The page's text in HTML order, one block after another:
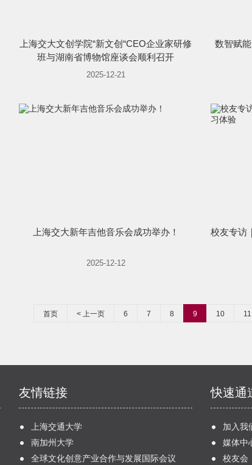
上海交大文创学院“新文创“CEO企业家研修
班与湖南省博物馆座谈会顺利召开
2025-12-21
数智赋
上海交大新年吉他音乐会成功举办！
2025-12-12
校友专访
首页 < 上一页 6 7 8 9 10 11
友情链接
上海交通大学
南加州大学
全球文化创意产业合作与发展国际会议
快速通
加入我
媒体中
校友会